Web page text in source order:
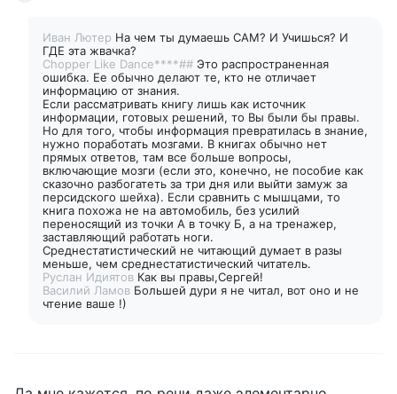
Иван Лютер На чем ты думаешь САМ? И Учишься? И
ГДЕ эта жвачка?
Chopper Like Dance****## Это распространенная
ошибка. Ее обычно делают те, кто не отличает
информацию от знания.
Если рассматривать книгу лишь как источник
информации, готовых решений, то Вы были бы правы.
Но для того, чтобы информация превратилась в знание,
нужно поработать мозгами. В книгах обычно нет
прямых ответов, там все больше вопросы,
включающие мозги (если это, конечно, не пособие как
сказочно разбогатеть за три дня или выйти замуж за
персидского шейха). Если сравнить с мышцами, то
книга похожа не на автомобиль, без усилий
переносящий из точки А в точку Б, а на тренажер,
заставляющий работать ноги.
Среднестатистический не читающий думает в разы
меньше, чем среднестатистический читатель.
Руслан Идиятов Как вы правы,Сергей!
Василий Ламов Большей дури я не читал, вот оно и не
чтение ваше !)